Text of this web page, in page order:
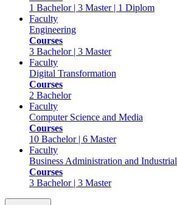
1 Bachelor | 3 Master | 1 Diplom
Faculty
Engineering
Courses
3 Bachelor | 3 Master
Faculty
Digital Transformation
Courses
2 Bachelor
Faculty
Computer Science and Media
Courses
10 Bachelor | 6 Master
Faculty
Business Administration and
Courses
3 Bachelor | 3 Master